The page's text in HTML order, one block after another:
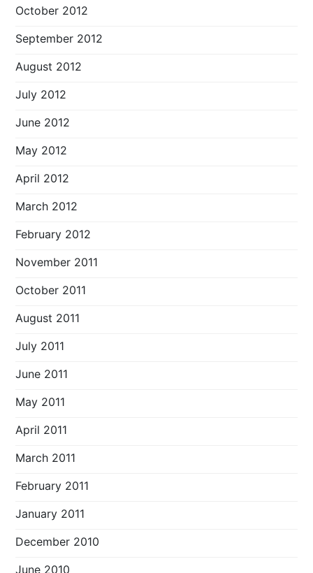
October 2012
September 2012
August 2012
July 2012
June 2012
May 2012
April 2012
March 2012
February 2012
November 2011
October 2011
August 2011
July 2011
June 2011
May 2011
April 2011
March 2011
February 2011
January 2011
December 2010
June 2010